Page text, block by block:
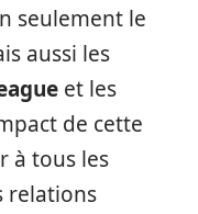
seulement le
aussi les
et les
de cette
à tous les
relations